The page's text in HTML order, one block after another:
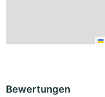
Bewertungen